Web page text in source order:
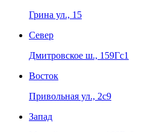
Грина ул., 15
Север
Дмитровское ш., 159Гс1
Восток
Привольная ул., 2с9
Запад